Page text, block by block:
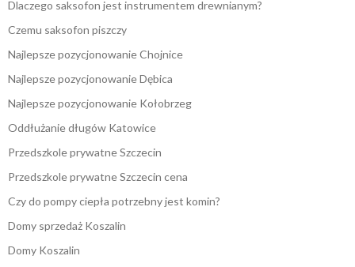
Dlaczego saksofon jest instrumentem drewnianym?
Czemu saksofon piszczy
Najlepsze pozycjonowanie Chojnice
Najlepsze pozycjonowanie Dębica
Najlepsze pozycjonowanie Kołobrzeg
Oddłużanie długów Katowice
Przedszkole prywatne Szczecin
Przedszkole prywatne Szczecin cena
Czy do pompy ciepła potrzebny jest komin?
Domy sprzedaż Koszalin
Domy Koszalin